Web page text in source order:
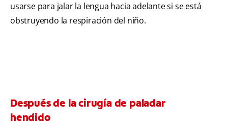
usarse para jalar la lengua hacia adelante si se está
obstruyendo la respiración del niño.
Después de la cirugía de paladar
hendido